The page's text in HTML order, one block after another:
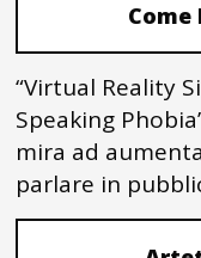
Come
“Virtual Reality
Speaking
mira ad
parlare in